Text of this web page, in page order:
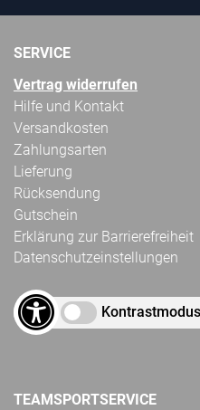
SERVICE
Vertrag widerrufen
Hilfe und Kontakt
Versandkosten
Zahlungsarten
Lieferung
Rücksendung
Gutschein
Erklärung zur Barrierefreiheit
Datenschutzeinstellungen
TEAMSPORTSERVICE